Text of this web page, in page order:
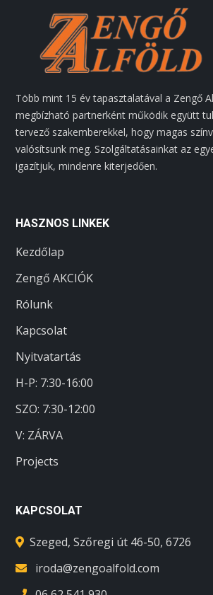
Több mint 15 év tapasztalatával a Zengő
megbízható partnerként működik együtt
tervező szakemberekkel, hogy magas
valósítsunk meg. Szolgáltatásainkat az
igazítjuk, mindenre kiterjedően.
HASZNOS LINKEK
Kezdőlap
Zengő AKCIÓK
Rólunk
Kapcsolat
Nyitvatartás
H-P: 7:30-16:00
SZO: 7:30-12:00
V: ZÁRVA
Projects
KAPCSOLAT
Szeged, Szőregi út 46-50, 6726
iroda@zengoalfold.com